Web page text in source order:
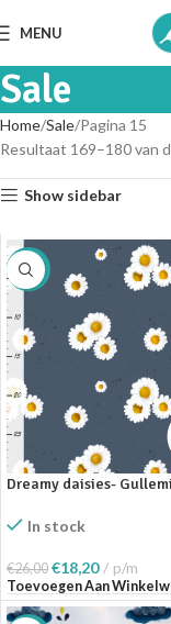
MENU
Sale
Home Sale Pagina 15
Resultaat 169–180 van
Show sidebar
SALE
Dreamy daisies-
In stock
€26,00 €18,20 p/m
Toevoegen Aan